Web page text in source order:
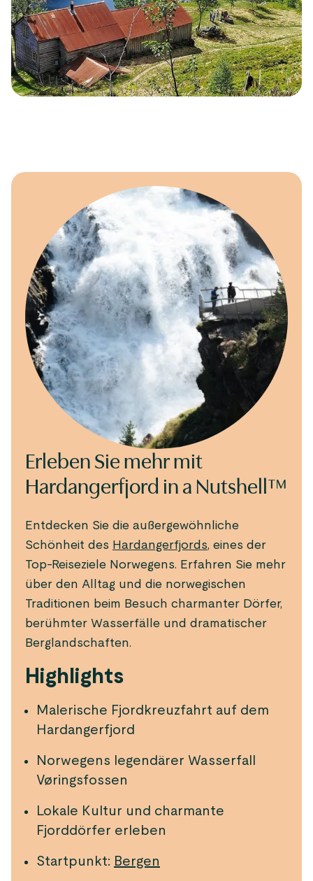
Erleben Sie mehr mit
Hardangerfjord in a Nutshell™
Entdecken Sie die außergewöhnliche
Schönheit des Hardangerfjords, eines der
Top-Reiseziele Norwegens. Erfahren Sie mehr
über den Alltag und die norwegischen
Traditionen beim Besuch charmanter Dörfer,
berühmter Wasserfälle und dramatischer
Berglandschaften.
Highlights
Malerische Fjordkreuzfahrt auf dem
Hardangerfjord
Norwegens legendärer Wasserfall
Vøringsfossen
Lokale Kultur und charmante
Fjorddörfer erleben
Startpunkt: Bergen